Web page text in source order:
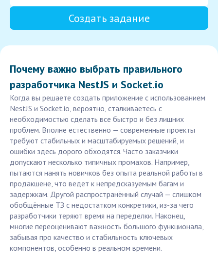
Создать задание
Почему важно выбрать правильного
разработчика NestJS и Socket.io
Когда вы решаете создать приложение с использованием
NestJS и Socket.io, вероятно, сталкиваетесь с
необходимостью сделать все быстро и без лишних
проблем. Вполне естественно — современные проекты
требуют стабильных и масштабируемых решений, и
ошибки здесь дорого обходятся. Часто заказчики
допускают несколько типичных промахов. Например,
пытаются нанять новичков без опыта реальной работы в
продакшене, что ведет к непредсказуемым багам и
задержкам. Другой распространённый случай — слишком
обобщённые ТЗ с недостатком конкретики, из-за чего
разработчики теряют время на переделки. Наконец,
многие переоценивают важность большого функционала,
забывая про качество и стабильность ключевых
компонентов, особенно в реальном времени.